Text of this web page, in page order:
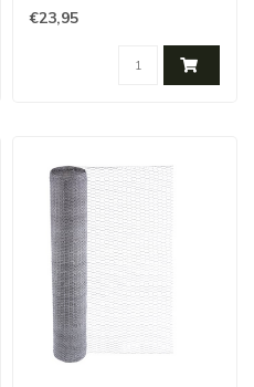
10m Verzinkt
€23,95